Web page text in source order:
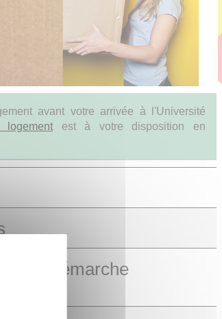
avant votre arrivée à l'Université
est à votre disposition en
: une démarche